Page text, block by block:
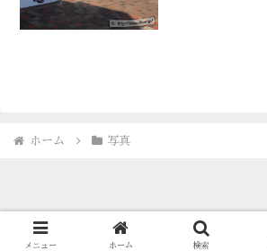
ホーム 写真
© 1996-2026 古海鐘一
メニュー ホーム 検索